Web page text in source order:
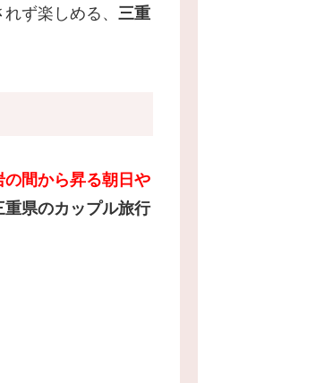
ず楽しめる、 三重
の間から昇る朝日や
重県のカップル旅行